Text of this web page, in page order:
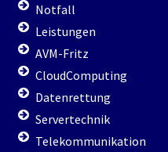
Notfall
Leistungen
AVM-Fritz
CloudComputing
Datenrettung
Servertechnik
Telekommunikation